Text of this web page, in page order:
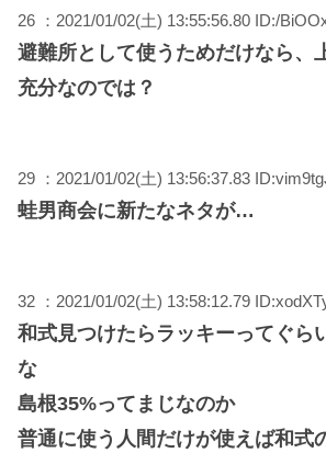
26 ：2021/01/02(土) 13:55:56.80 ID:/
避難所として使うためだけなら、
充分なのでは？
29 ：2021/01/02(土) 13:56:37.83
蛙男商会に新たなネタが…
32 ：2021/01/02(土) 13:58:12.79
和式見つけたらラッキーってぐら
な
島根35%ってまじなのか
普通に使う人間だけが使えば和式